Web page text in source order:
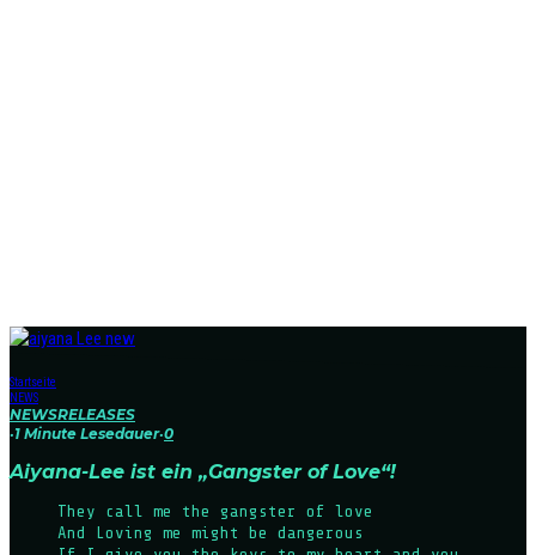
Startseite
NEWS
NEWSRELEASES
·1 Minute Lesedauer·0
Aiyana-Lee ist ein „Gangster of Love“!
They call me the gangster of love
And Loving me might be dangerous